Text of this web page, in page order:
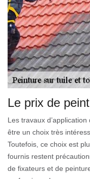
Le prix de
Les travaux
être un choix très
Toutefois, ce choix est
fournis restent
de fixateurs et de